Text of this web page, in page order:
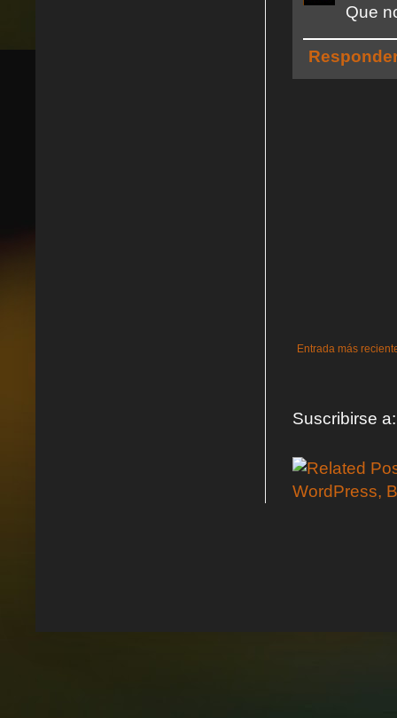
Que
Entrada más
Suscribirse